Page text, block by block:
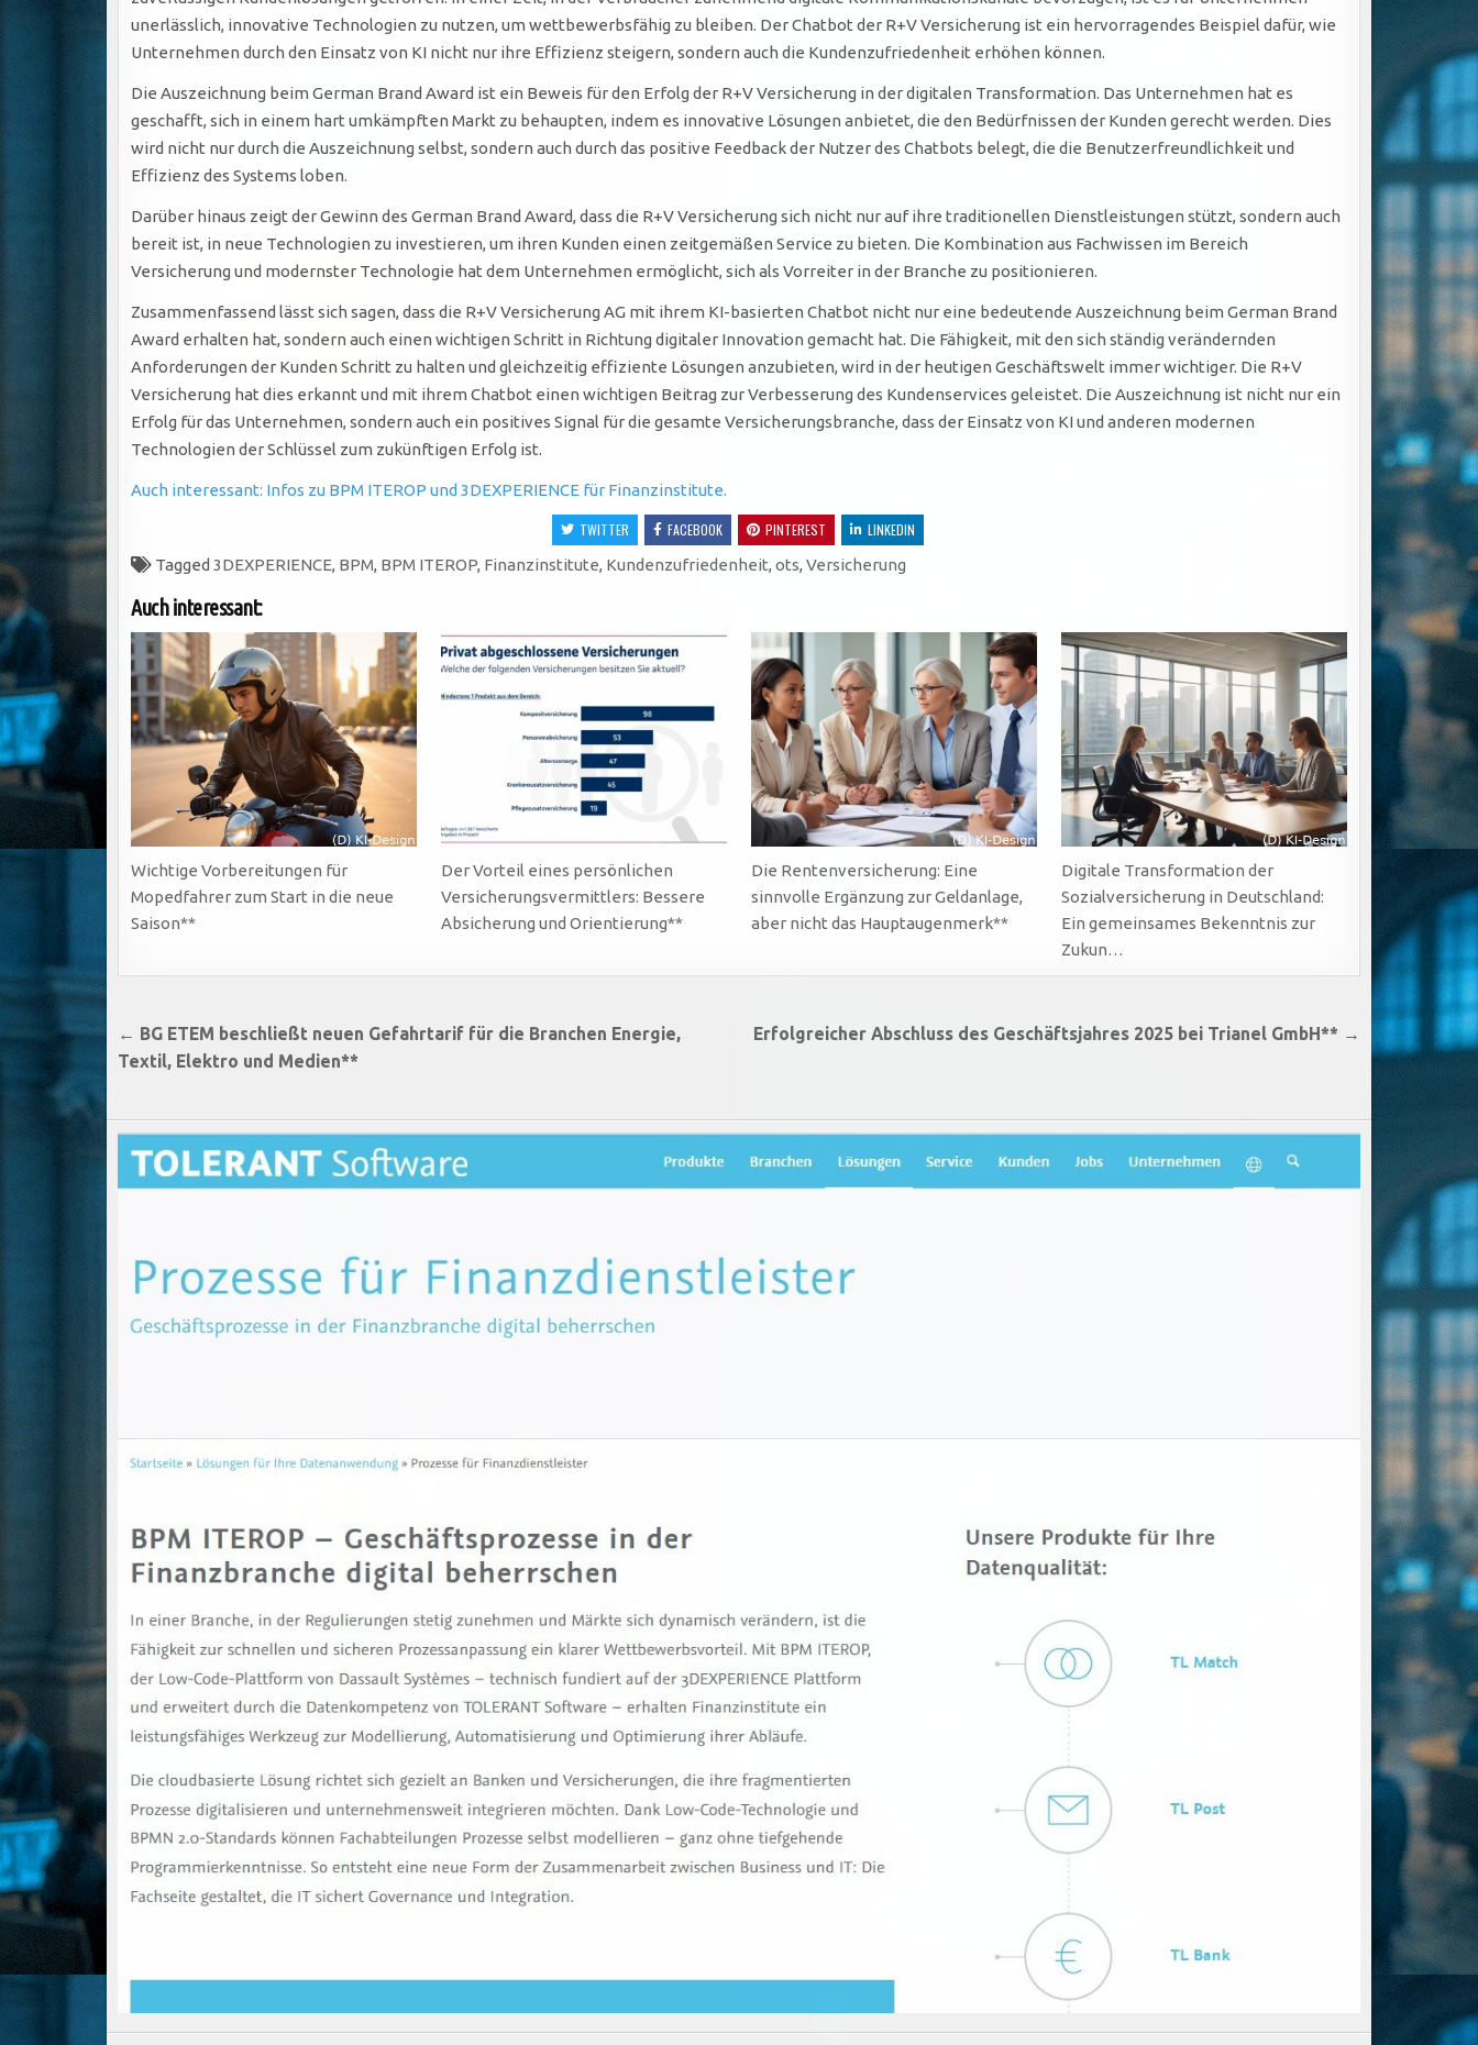
unerlässlich, innovative Technologien zu nutzen, um wettbewerbsfähig zu bleiben. Der Chatbot der R+V Versicherung ist ein hervorragendes Beispiel dafür, wie
Unternehmen durch den Einsatz von KI nicht nur ihre Effizienz steigern, sondern auch die Kundenzufriedenheit erhöhen können.
Die Auszeichnung beim German Brand Award ist ein Beweis für den Erfolg der R+V Versicherung in der digitalen Transformation. Das Unternehmen hat es
geschafft, sich in einem hart umkämpften Markt zu behaupten, indem es innovative Lösungen anbietet, die den Bedürfnissen der Kunden gerecht werden. Dies
wird nicht nur durch die Auszeichnung selbst, sondern auch durch das positive Feedback der Nutzer des Chatbots belegt, die die Benutzerfreundlichkeit und
Effizienz des Systems loben.
Darüber hinaus zeigt der Gewinn des German Brand Award, dass die R+V Versicherung sich nicht nur auf ihre traditionellen Dienstleistungen stützt, sondern auch
bereit ist, in neue Technologien zu investieren, um ihren Kunden einen zeitgemäßen Service zu bieten. Die Kombination aus Fachwissen im Bereich
Versicherung und modernster Technologie hat dem Unternehmen ermöglicht, sich als Vorreiter in der Branche zu positionieren.
Zusammenfassend lässt sich sagen, dass die R+V Versicherung AG mit ihrem KI-basierten Chatbot nicht nur eine bedeutende Auszeichnung beim German Brand
Award erhalten hat, sondern auch einen wichtigen Schritt in Richtung digitaler Innovation gemacht hat. Die Fähigkeit, mit den sich ständig verändernden
Anforderungen der Kunden Schritt zu halten und gleichzeitig effiziente Lösungen anzubieten, wird in der heutigen Geschäftswelt immer wichtiger. Die R+V
Versicherung hat dies erkannt und mit ihrem Chatbot einen wichtigen Beitrag zur Verbesserung des Kundenservices geleistet. Die Auszeichnung ist nicht nur ein
Erfolg für das Unternehmen, sondern auch ein positives Signal für die gesamte Versicherungsbranche, dass der Einsatz von KI und anderen modernen
Technologien der Schlüssel zum zukünftigen Erfolg ist.
Auch interessant: Infos zu BPM ITEROP und 3DEXPERIENCE für Finanzinstitute.
TWITTER FACEBOOK PINTEREST
LINKEDIN
Tagged 3DEXPERIENCE, BPM, BPM ITEROP, Finanzinstitute, Kundenzufriedenheit, ots, Versicherung
Auch interessant:
Wichtige Vorbereitungen für
Mopedfahrer zum Start in die neue
Saison**
Der Vorteil eines persönlichen
Versicherungsvermittlers: Bessere
Absicherung und Orientierung**
Die Rentenversicherung: Eine
sinnvolle Ergänzung zur Geldanlage,
aber nicht das Hauptaugenmerk**
Digitale Transformation der
Sozialversicherung in Deutschland:
Ein gemeinsames Bekenntnis zur
Zukun…
Beitragsnavigation Erfolgreicher Abschluss des Geschäftsjahres 2025 bei Trianel GmbH** →
← BG ETEM beschließt neuen Gefahrtarif für die Branchen Energie,
Textil, Elektro und Medien**